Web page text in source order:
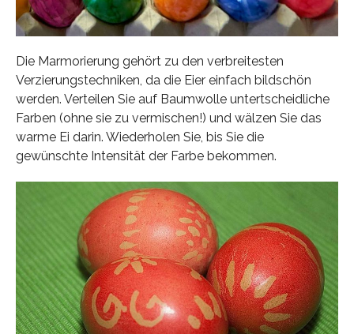
Die Marmorierung gehört zu den verbreitesten
Verzierungstechniken, da die Eier einfach bildschön
werden. Verteilen Sie auf Baumwolle untertscheidliche
Farben (ohne sie zu vermischen!) und wälzen Sie das
warme Ei darin. Wiederholen Sie, bis Sie die
gewünschte Intensität der Farbe bekommen.